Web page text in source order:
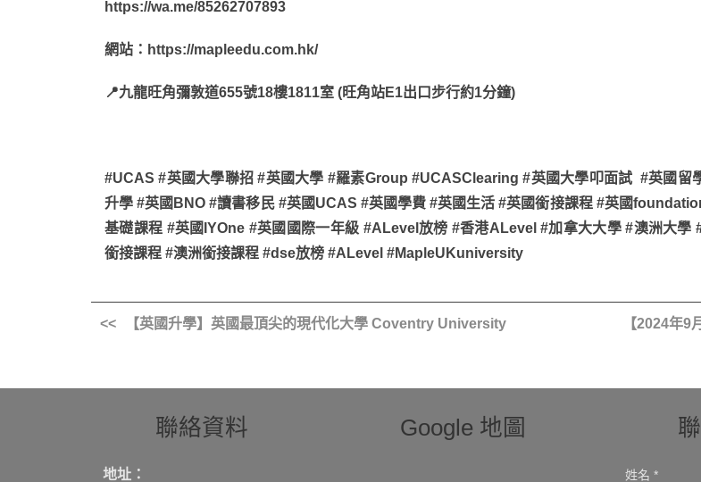
https://wa.me/85262707893
網站：https://mapleedu.com.hk/
📍九龍旺角彌敦道655號18樓1811室 (旺角站E1出口步行約1分鐘)
#UCAS #英國大學聯招 #英國大學 #羅素Group #UCASClearing #英國大學叩面試 #英國留
升學 #英國BNO #讀書移民 #英國UCAS #英國學費 #英國生活 #英國銜接課程 #英國
基礎課程 #英國IYOne #英國國際一年級 #ALevel放榜 #香港ALevel #加拿大大學 #澳洲大學
銜接課程 #澳洲銜接課程 #dse放榜 #ALevel #MapleUKuniversity
【英國升學】英國最頂尖的現代化大學 Coventry University
【2024年
聯絡資料
地址：
Google 地圖
姓名 *